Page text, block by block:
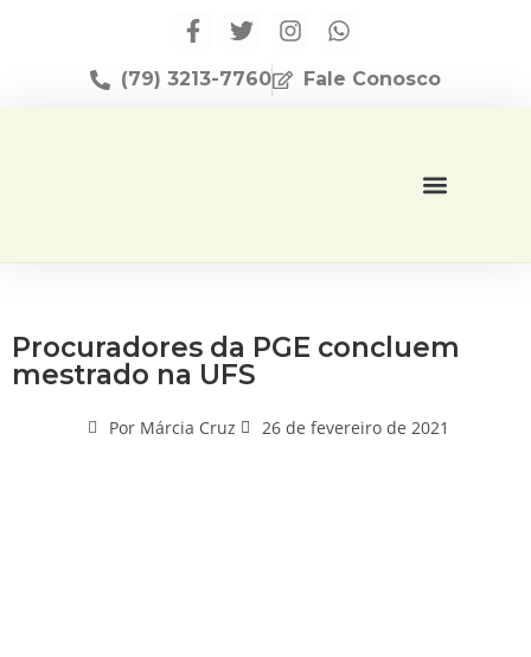
(79) 3213-7760 Fale Conosco
Procuradores da PGE concluem
mestrado na UFS
PorMárcia Cruz 26 de fevereiro de 2021